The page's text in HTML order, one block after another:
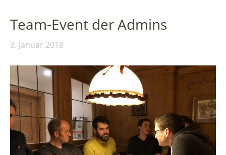
Team-Event der Admins
3. Januar 2018